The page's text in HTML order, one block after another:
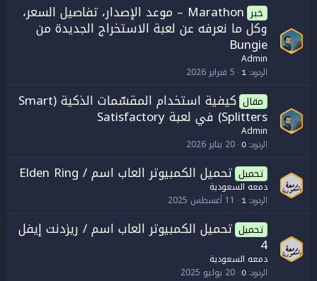
خبر Marathon – موعد الإصدار، تفاصيل السعر،
وكل ما نعرفه عن لعبة الاستخراج الجديدة من
Bungie
Admin
الردود 1 5 فبراير 2026
مقال كيفية استخدام المقسّمات الذكية (Smart
Splitters) في لعبة Satisfactory
Admin
الردود 0 20 يناير 2026
تحميل تحميل الكمبيوتر العاب اسم / Elden Ring
دمعه السعودية
الردود 1 11 أغسطس 2025
تحميل تحميل الكمبيوتر العاب اسم / ريزدنت إيفل
4
دمعه السعودية
الردود 0 20 يوليو 2025